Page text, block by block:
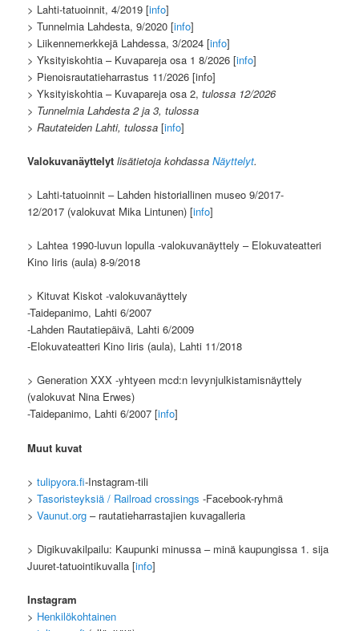
> Lahti-tatuoinnit, 4/2019 [info]
> Tunnelmia Lahdesta, 9/2020 [info]
> Liikennemerkkejä Lahdessa, 3/2024 [info]
> Yksityiskohtia – Kuvapareja osa 1 8/2026 [info]
> Pienoisrautatieharrastus 11/2026 [info]
> Yksityiskohtia – Kuvapareja osa 2,tulossa 12/2026
> Tunnelmia Lahdesta 2 ja 3, tulossa
> Rautateiden Lahti, tulossa [info]
Valokuvanäyttelyt lisätietoja kohdassaNäyttelyt.
> Lahti-tatuoinnit – Lahden historiallinen museo 9/2017-
12/2017 (valokuvat Mika Lintunen) [info]
> Lahtea 1990-luvun lopulla -valokuvanäyttely – Elokuvateatteri
Kino Iiris (aula) 8-9/2018
> Kituvat Kiskot -valokuvanäyttely
-Taidepanimo, Lahti 6/2007
-Lahden Rautatiepäivä, Lahti 6/2009
-Elokuvateatteri Kino Iiris (aula), Lahti 11/2018
> Generation XXX -yhtyeen mcd:n levynjulkistamisnäyttely
(valokuvat Nina Erwes)
-Taidepanimo, Lahti 6/2007 [info]
Muut kuvat
>tulipyora.fi-Instagram-tili
>Tasoristeyksiä / Railroad crossings -Facebook-ryhmä
>Vaunut.org – rautatieharrastajien kuvagalleria
> Digikuvakilpailu: Kaupunki minussa – minä kaupungissa 1. sija
Juuret-tatuointikuvalla [info]
Instagram
> Henkilökohtainen